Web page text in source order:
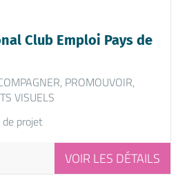
Club Emploi Pays de
PROMOUVOIR,
VISUELS
de projet
VOIR LES DÉTAILS